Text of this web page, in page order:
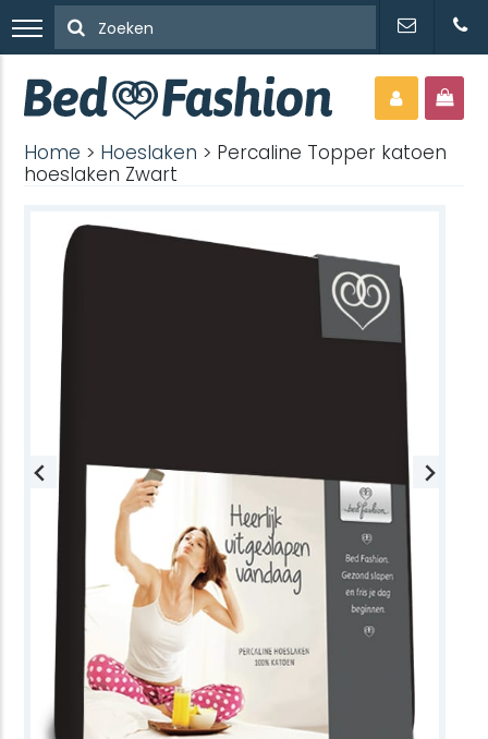
Home > Hoeslaken > Percaline Topper katoen
hoeslaken Zwart